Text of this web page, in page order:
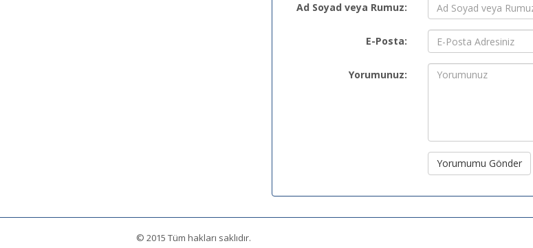
Ad Soyad veya Rumuz:
E-Posta:
Yorumunuz:
Yorumumu Gönder
© 2015 Tüm hakları saklıdır.